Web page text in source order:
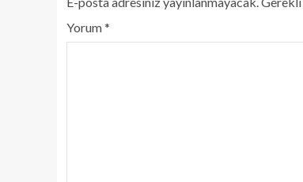
Yorum*